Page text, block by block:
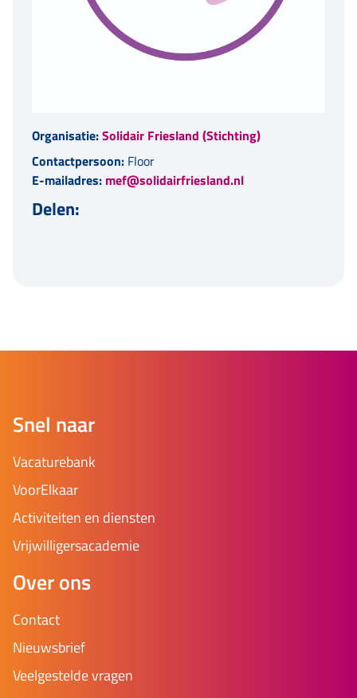
Organisatie:Solidair Friesland (Stichting)
Contactpersoon: Floor
E-mailadres: mef@solidairfriesland.nl
Delen:
Snel naar
Vacaturebank
VoorElkaar
Activiteiten en diensten
Vrijwilligersacademie
Over ons
Contact
Nieuwsbrief
Veelgestelde vragen